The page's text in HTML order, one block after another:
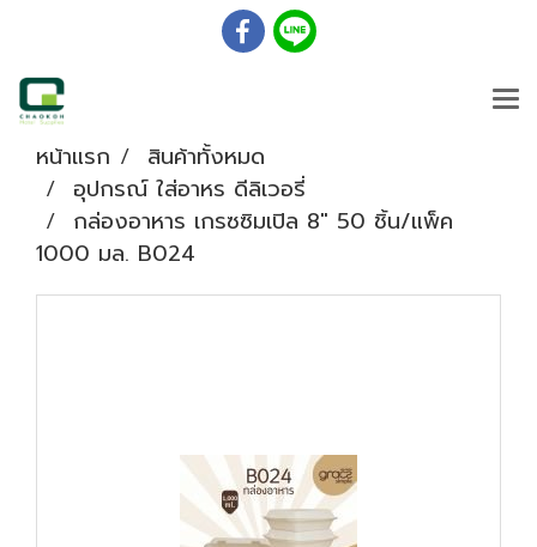
หน้าแรก
สินค้าทั้งหมด
อุปกรณ์ ใส่อาหร ดีลิเวอรี่
กล่องอาหาร เกรซซิมเปิล 8" 50 ชิ้น/แพ็ค
1000 มล. B024